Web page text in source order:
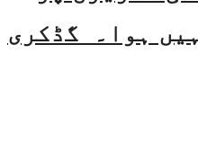
ہوا۔ گڈکری